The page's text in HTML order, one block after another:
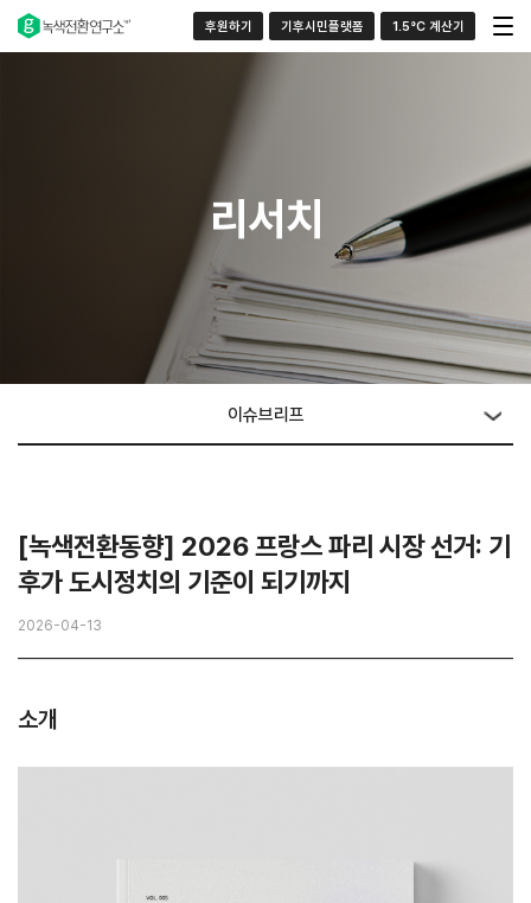
후원하기 기후시민플랫폼 1.5°C 계산기
리서치
이슈브리프
[녹색전환동향] 2026 프랑스 파리 시장 선거: 기
후가 도시정치의 기준이 되기까지
2026-04-13
소개